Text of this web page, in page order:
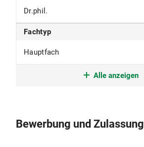
Dr.phil.
Fachtyp
Hauptfach
Alle anzeigen
Bewerbung und Zulassung